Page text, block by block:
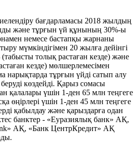
бағдарламасы 2018 жылдың
және тұрғын үй құнының 30%-ы
немесе бастапқы жарнаны
мүмкіндігімен 20 жылға дейінгі
толық растаған кезде) және
кезде) мөлшерлемесімен
нарықтарда тұрғын үйді сатып алу
көздейді. Қарыз сомасы
қалалары үшін 1-ден 65 млн теңгеге
өңірлері үшін 1-ден 45 млн теңгеге
қабылдау және қарыздарға одан
банктер - «Еуразиялық банк» АҚ,
АҚ, «Банк ЦентрКредит» АҚ